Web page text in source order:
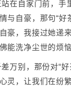
在自家门前，手
自豪，那句“好
豪，我接过她递
能洗净尘世的烦
万别，那份对“好
灵，让我们在纷